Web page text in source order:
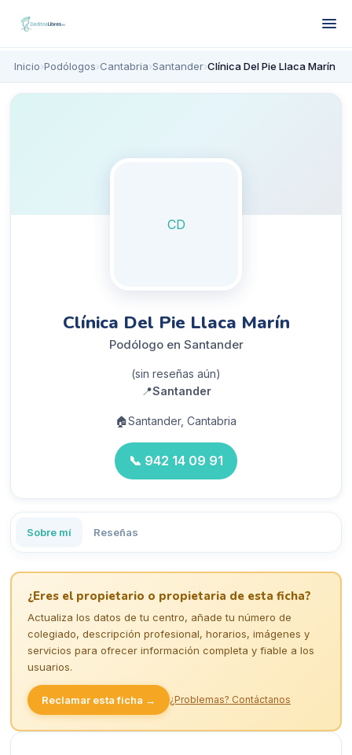
Inicio›Podólogos›Cantabria›Santander›Clínica Del Pie Llaca Marín
CD
Clínica Del Pie Llaca Marín
Podólogo en Santander
(sin reseñas aún)
📍Santander
🏠Santander, Cantabria
📞 942 14 09 91
Sobre mí Reseñas
¿Eres el propietario o propietaria de esta ficha?
Actualiza los datos de tu centro, añade tu número de
colegiado, descripción profesional, horarios, imágenes y
servicios para ofrecer información completa y fiable a los
usuarios.
Reclamar esta ficha → ¿Problemas? Contáctanos